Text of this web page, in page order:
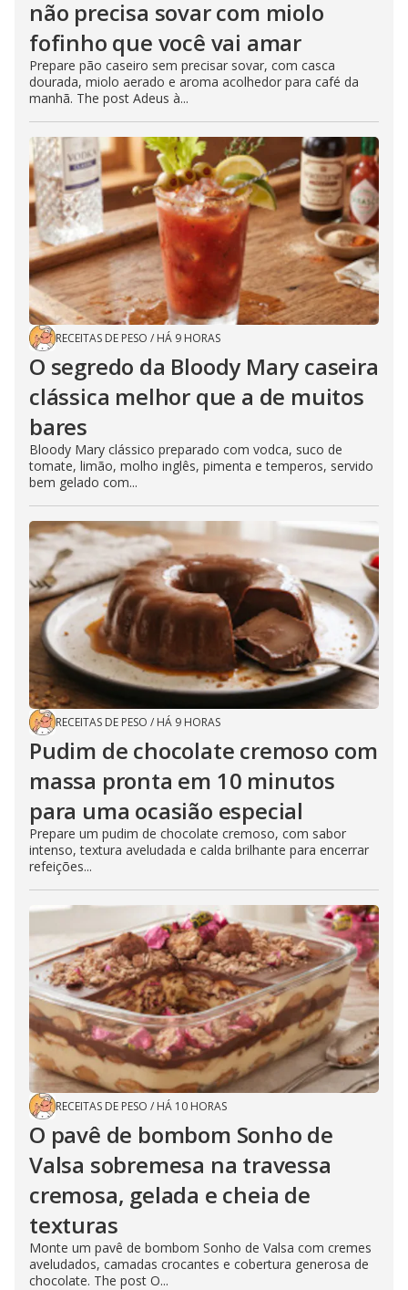
não precisa sovar com miolo
fofinho que você vai amar
Prepare pão caseiro sem precisar sovar, com casca
dourada, miolo aerado e aroma acolhedor para café da
manhã. The post Adeus à...
RECEITAS DE PESO / HÁ 9 HORAS
O segredo da Bloody Mary caseira
clássica melhor que a de muitos
bares
Bloody Mary clássico preparado com vodca, suco de
tomate, limão, molho inglês, pimenta e temperos, servido
bem gelado com...
RECEITAS DE PESO / HÁ 9 HORAS
Pudim de chocolate cremoso com
massa pronta em 10 minutos
para uma ocasião especial
Prepare um pudim de chocolate cremoso, com sabor
intenso, textura aveludada e calda brilhante para encerrar
refeições...
RECEITAS DE PESO / HÁ 10 HORAS
O pavê de bombom Sonho de
Valsa sobremesa na travessa
cremosa, gelada e cheia de
texturas
Monte um pavê de bombom Sonho de Valsa com cremes
aveludados, camadas crocantes e cobertura generosa de
chocolate. The post O...